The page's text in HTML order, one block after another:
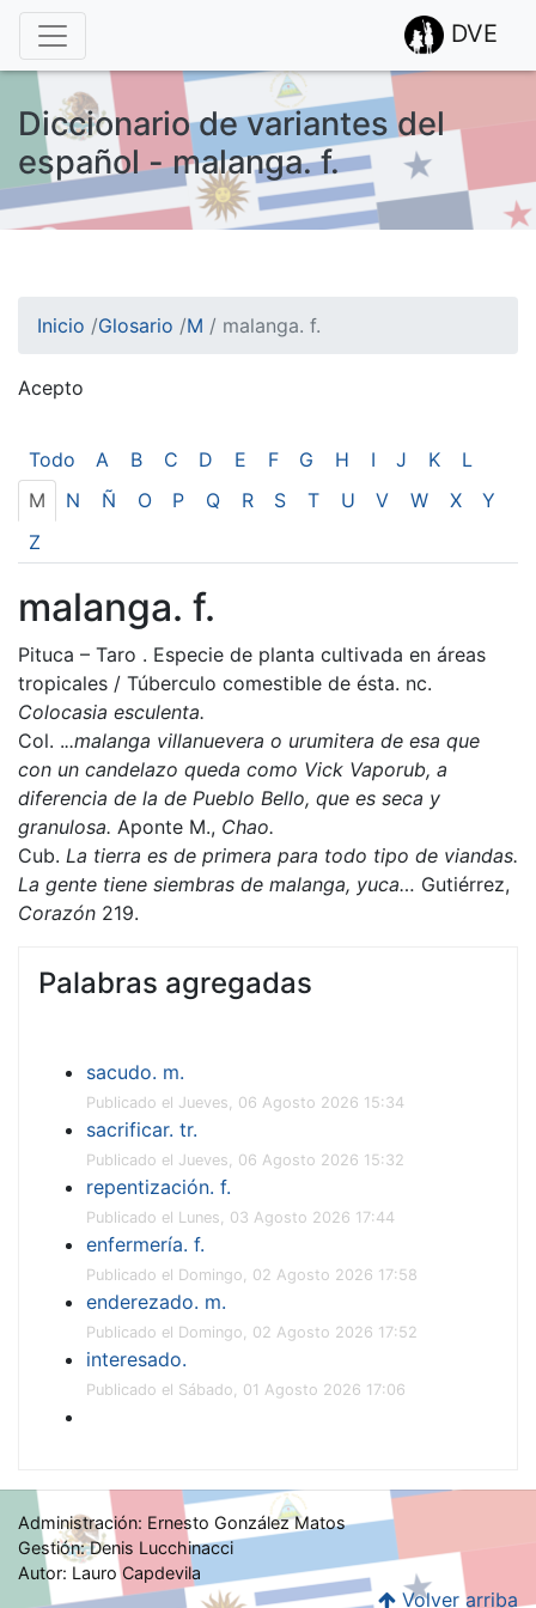
DVE
Diccionario de variantes del
español - malanga. f.
Inicio /Glosario /M / malanga. f.
Acepto
Todo A B C D E F G H I J K
L
M
N Ñ O P Q R S T U V W X
Y
Z
malanga. f.
Pituca – Taro . Especie de planta cultivada en áreas
tropicales / Túberculo comestible de ésta. nc.
Colocasia esculenta.
Col. ...malanga villanuevera o urumitera de esa que
con un candelazo queda como Vick Vaporub, a
diferencia de la de Pueblo Bello, que es seca y
granulosa. Aponte M., Chao.
Cub. La tierra es de primera para todo tipo de viandas.
La gente tiene siembras de malanga, yuca… Gutiérrez,
Corazón 219.
Palabras agregadas
sacudo. m.
Publicado el Jueves, 06 Agosto 2026 15:34
sacrificar. tr.
Publicado el Jueves, 06 Agosto 2026 15:32
repentización. f.
Publicado el Lunes, 03 Agosto 2026 17:44
enfermería. f.
Publicado el Domingo, 02 Agosto 2026 17:58
enderezado. m.
Publicado el Domingo, 02 Agosto 2026 17:52
interesado.
Publicado el Sábado, 01 Agosto 2026 17:06
Administración: Ernesto González Matos
Gestión: Denis Lucchinacci
Autor: Lauro Capdevila
Volver arriba